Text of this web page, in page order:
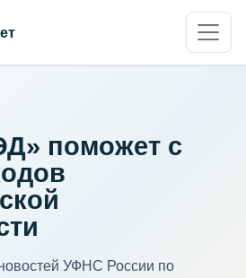
поможет с
УФНС России по